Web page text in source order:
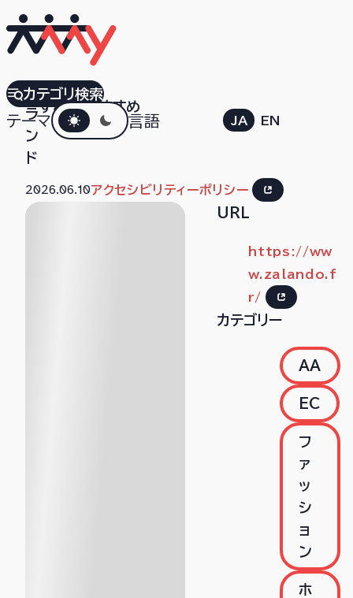
すべておすすめ
テーマダークモード言語 JA EN
カテゴリ検索
ザ
ラ
ン
ド
2026.06.10アクセシビリティーポリシー
URL
https://ww
w.zalando.f
r/
カテゴリー
AA
EC
フ
ァ
ッ
シ
ョ
ン
ホ